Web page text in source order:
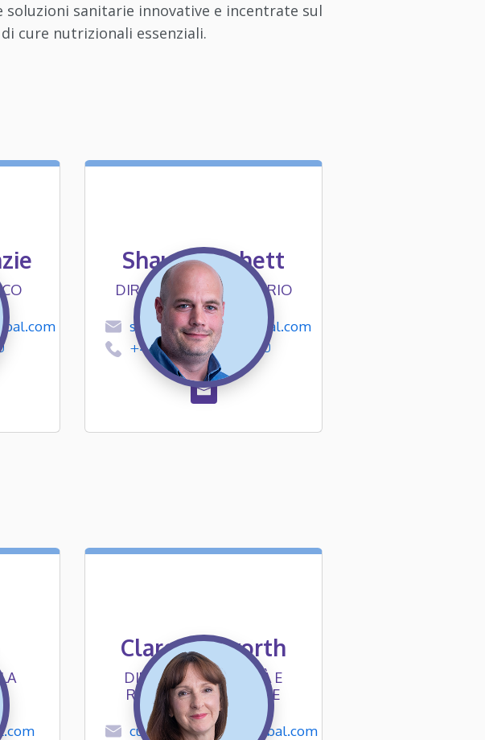
sanitarie innovative e incentrate sul
cure nutrizionali essenziali.
Shaun Patchett
DIRETTORE FINANZIARIO
spatchett@ngpodglobal.com
+44 (0)161 696 6400
Clare Unsworth
DIRETTORE QUALITÀ E
REGOLAMENTAZIONE
cunsworth@ngpodglobal.com